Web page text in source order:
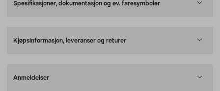
Spesifikasjoner, dokumentasjon og ev. faresymboler
Kjøpsinformasjon, leveranser og returer
Anmeldelser